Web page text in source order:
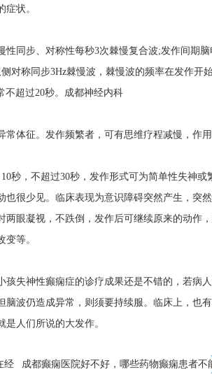
状。
同步、对称性每秒3次棘慢复合波;发作间期
对称同步3Hz棘慢波，棘慢波的频率在发作开
超过20秒。 成都神经内科
体征。发作频繁者，可有思维疗程减慢，作
秒，不超过30秒，发作形式可为简单性失神或
很少见。临床表现为意识障碍突然产生，突
眼凝视，不跌倒，发作后可继续原来的动作
等。
失神性癫痫症的诊疗成果还是不错的，若病
波仍造成异常，则须要持续服。临床上，也
人们所说的大发作。
经
成都癫痫医院好不好，哪些药物癫痫患者不